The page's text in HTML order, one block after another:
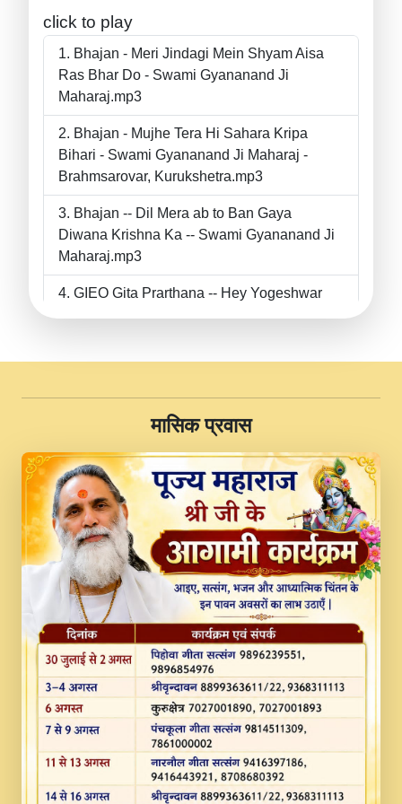
click to play
Bhajan - Meri Jindagi Mein Shyam Aisa
Ras Bhar Do - Swami Gyananand Ji
Maharaj.mp3
Bhajan - Mujhe Tera Hi Sahara Kripa
Bihari - Swami Gyananand Ji Maharaj -
Brahmsarovar, Kurukshetra.mp3
Bhajan -- Dil Mera ab to Ban Gaya
Diwana Krishna Ka -- Swami Gyananand Ji
Maharaj.mp3
GIEO Gita Prarthana -- Hey Yogeshwar
II Swami Gyananand Ji Maharaj.mp3
JINU SATGURU AAP BULAVE by Rasik
Pawan ji 20-11-19 Sankirtan At VEER JI
PRABHU KUTEER CHANNEL.mp3
Kina Sohna Tera Bhawan Sajaya Mata
Vaishno Devi Aarti Mata Rani Bhajan By
Lakhwinder Wadali Ji.mp3
MERE MANN VICH KANTH KALER
NEW PUNAJBI DEVOTIONAL SONG 2017
FULL VIDEO HD.mp3
Na To Roop Hai Bindu Ji Maharaj Pad - A
Divine Bhajan by Shri Indresh Ji
#BhaktiPath.mp3
Radha Rani Ki Kirpa Best Devotional
Song By Chitra Vichitra.mp3
​मासिक प्रवास